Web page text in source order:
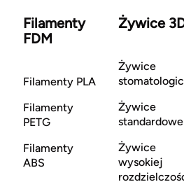
Filamenty
FDM
Filamenty PLA
Filamenty
PETG
Filamenty
ABS
Żywice
Żywice
Żywice
standardowe
Żywice
wysokiej